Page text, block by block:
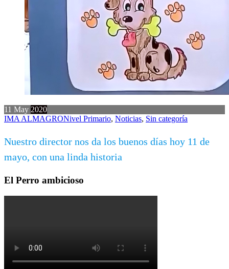
11 May 2020
IMA ALMAGRONivel Primario, Noticias, Sin categoría
Nuestro director nos da los buenos días hoy 11 de
mayo, con una linda historia
El Perro ambicioso